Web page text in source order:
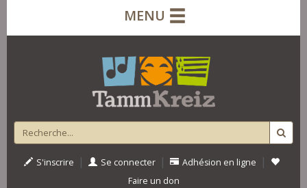
MENU
S'inscrire | Se connecter | Adhésion en ligne |
Faire un don